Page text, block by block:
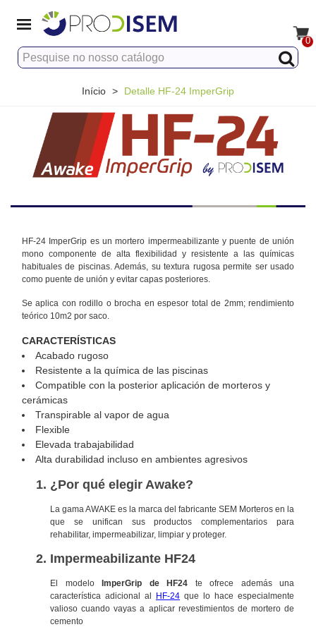
0
Início > Detalle HF-24 ImperGrip
HF-24 ImperGrip es un mortero impermeabilizante y puente de unión
mono componente de alta flexibilidad y resistente a las químicas
habituales de piscinas. Además, su textura rugosa permite ser usado
como puente de unión y evitar capas posteriores.
Se aplica con rodillo o brocha en espesor total de 2mm; rendimiento
teórico 10m2 por saco.
CARACTERÍSTICAS
Acabado rugoso
Resistente a la química de las piscinas
Compatible con la posterior aplicación de morteros y
cerámicas
Transpirable al vapor de agua
Flexible
Elevada trabajabilidad
Alta durabilidad incluso en ambientes agresivos
¿Por qué elegir Awake?
La gama AWAKE es la marca del fabricante SEM Morteros en la
que se unifican sus productos complementarios para
rehabilitar, impermeabilizar, limpiar y proteger.
Impermeabilizante HF24
El modelo ImperGrip de HF24 te ofrece además una
característica adicional al HF-24 que lo hace especialmente
valioso cuando vayas a aplicar revestimientos de mortero de
cemento